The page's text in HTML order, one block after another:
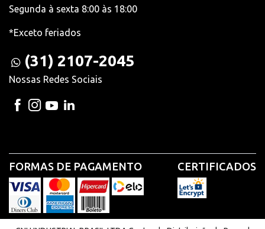
Segunda à sexta 8:00 às 18:00
*Exceto feriados
(31) 2107-2045
Nossas Redes Sociais
FORMAS DE PAGAMENTO CERTIFICADOS